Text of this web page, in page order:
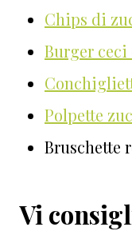
Chips di
Burger ceci
Polpette
Bruschette
Vi